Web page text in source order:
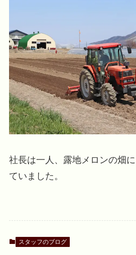
社長は一人、露地メロンの畑
ていました。
スタッフのブログ